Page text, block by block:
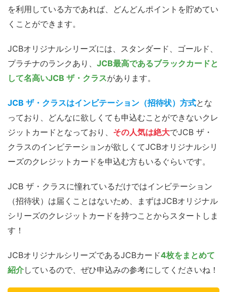
を利用している方であれば、どんどんポイントを貯めてい
くことができます。
JCBオリジナルシリーズには、スタンダード、ゴールド、
プラチナのランクあり、 JCB最高であるブラックカードと
して名高いJCB ザ・クラスがあります。
JCB ザ・クラスはインビテーション（招待状）方式とな
っており、どんなに欲しくても申込むことができないクレ
ジットカードとなっており、 その人気は絶大でJCB ザ・
クラスのインビテーションが欲しくてJCBオリジナルシリ
ーズのクレジットカードを申込む方もいるぐらいです。
JCB ザ・クラスに憧れているだけではインビテーション
（招待状）は届くことはないため、まずはJCBオリジナル
シリーズのクレジットカードを持つことからスタートしま
す！
JCBオリジナルシリーズであるJCBカード4枚をまとめて
紹介しているので、ぜひ申込みの参考にしてくださいね！